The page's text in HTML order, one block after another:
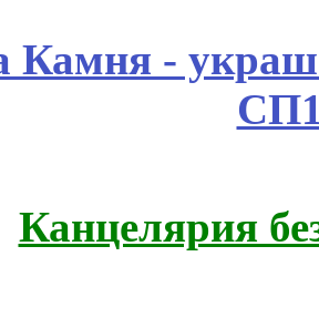
Камня -
Канцелярия